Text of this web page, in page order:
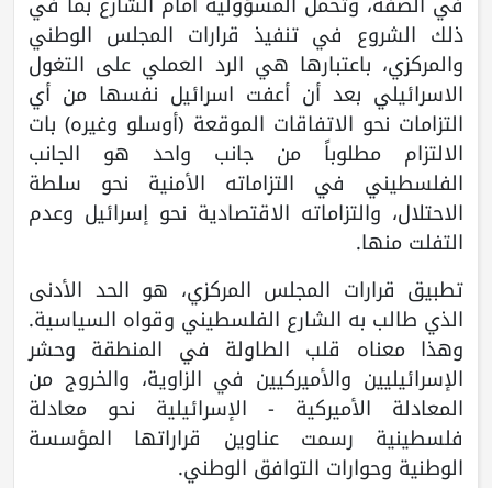
ذلك الشروع في تنفيذ قرارات المجلس الوطني
والمركزي، باعتبارها هي الرد العملي على التغول
الاسرائيلي بعد أن أعفت اسرائيل نفسها من أي
التزامات نحو الاتفاقات الموقعة (أوسلو وغيره) بات
الالتزام مطلوباً من جانب واحد هو الجانب
الفلسطيني في التزاماته الأمنية نحو سلطة
الاحتلال، والتزاماته الاقتصادية نحو إسرائيل وعدم
التفلت منها.
تطبيق قرارات المجلس المركزي، هو الحد الأدنى
الذي طالب به الشارع الفلسطيني وقواه السياسية.
وهذا معناه قلب الطاولة في المنطقة وحشر
الإسرائيليين والأميركيين في الزاوية، والخروج من
المعادلة الأميركية - الإسرائيلية نحو معادلة
فلسطينية رسمت عناوين قراراتها المؤسسة
الوطنية وحوارات التوافق الوطني.